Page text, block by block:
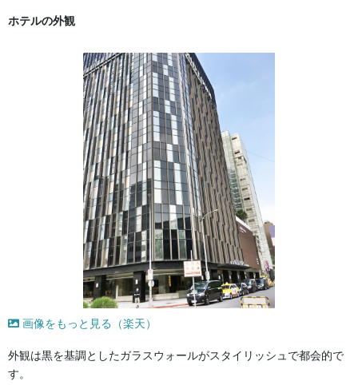
ホテルの外観
画像をもっと見る（楽天）
外観は黒を基調としたガラスウォールがスタイリッシュで都会的で
す。